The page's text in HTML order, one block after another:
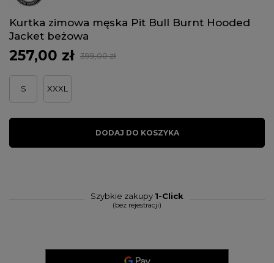
Kurtka zimowa męska Pit Bull Burnt Hooded
Jacket beżowa
257,00 zł 399,00 zł
S XXXL
DODAJ DO KOSZYKA
Szybkie zakupy 1-Click
(bez rejestracji)